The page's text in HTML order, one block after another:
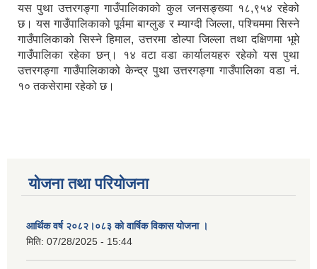
यस पुथा उत्तरगङ्गा गाउँपालिकाको कुल जनसङ्ख्या १८,९५४ रहेको
छ। यस गाउँपालिकाको पूर्वमा बाग्लुङ र म्याग्दी जिल्ला, पश्चिममा सिस्ने
गाउँपालिकाको सिस्ने हिमाल, उत्तरमा डोल्पा जिल्ला तथा दक्षिणमा भूमे
गाउँपालिका रहेका छन्। १४ वटा वडा कार्यालयहरु रहेको यस पुथा
उत्तरगङ्गा गाउँपालिकाको केन्द्र पुथा उत्तरगङ्गा गाउँपालिका वडा नं.
१० तकसेरामा रहेको छ।
योजना तथा परियोजना
आर्थिक वर्ष २०८२।०८३ को वार्षिक विकास योजना ।
मिति: 07/28/2025 - 15:44